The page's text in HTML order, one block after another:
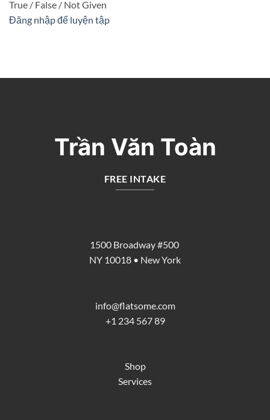
True / False / Not Given
Đăng nhập để luyện tập
Trần Văn Toàn
FREE INTAKE
1500 Broadway #500
NY 10018 • New York
info@flatsome.com
+1 234 567 89
Shop
Services